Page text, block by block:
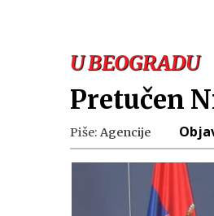
U BEOGRADU
Pretučen
Piše: Agencije